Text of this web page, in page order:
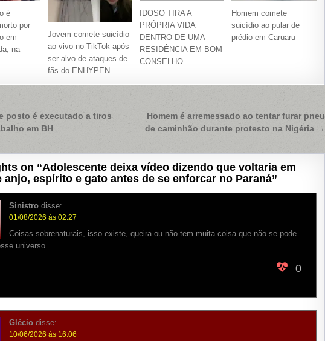
é
por
em
na
Jovem comete suicídio
ao vivo no TikTok após
ser alvo de ataques de
fãs do ENHYPEN
IDOSO TIRA A
PRÓPRIA VIDA
DENTRO DE UMA
RESIDÊNCIA EM BOM
CONSELHO
Homem comete
suicídio ao pular de
prédio em Caruaru
Homem é arremessado ao tentar furar pneu
de caminhão durante protesto na Nigéria →
posto é executado a tiros
em BH
on “Adolescente deixa vídeo dizendo que voltaria em
anjo, espírito e gato antes de se enforcar no Paraná”
Sinistro disse:
01/08/2026 às 02:27
Coisas sobrenaturais, isso existe, queira ou não tem muita coisa que não se pode
universo
0
Glécio disse:
10/06/2026 às 16:06